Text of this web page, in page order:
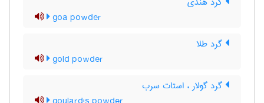
goa powder
گرد طلا
gold powder
گرد گولار ، استات سرب